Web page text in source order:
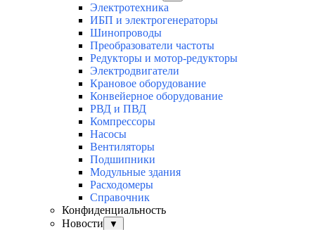
Электротехника
ИБП и электрогенераторы
Шинопроводы
Преобразователи частоты
Редукторы и мотор-редукторы
Электродвигатели
Крановое оборудование
Конвейерное оборудование
РВД и ПВД
Компрессоры
Насосы
Вентиляторы
Подшипники
Модульные здания
Расходомеры
Справочник
Конфиденциальность
Новости
▼